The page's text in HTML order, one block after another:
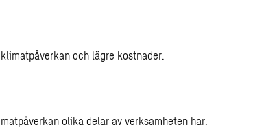
och lägre kostnader.
olika delar av verksamheten har.